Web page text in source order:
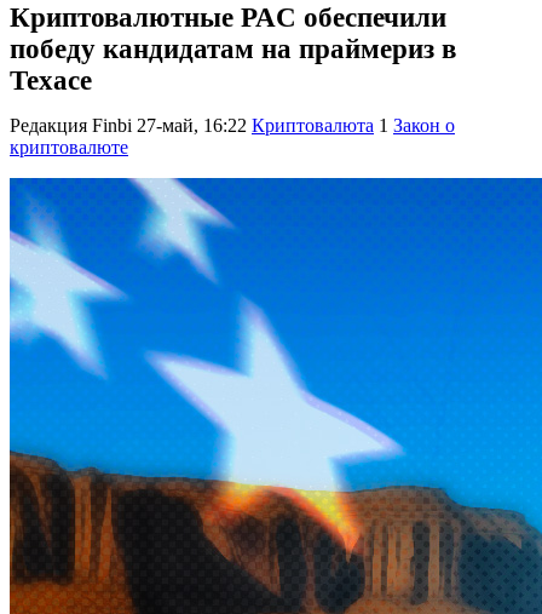
Криптовалютные PAC обеспечили
победу кандидатам на праймериз в
Техасе
Редакция Finbi 27-май, 16:22 Криптовалюта 1 Закон о
криптовалюте